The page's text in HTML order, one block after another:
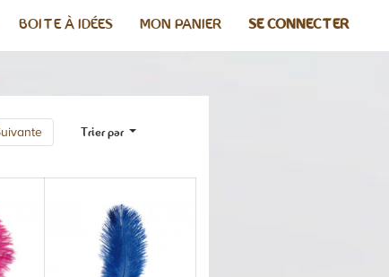
BOITE À IDÉES MON PANIER SE CONNECTER
Trier par